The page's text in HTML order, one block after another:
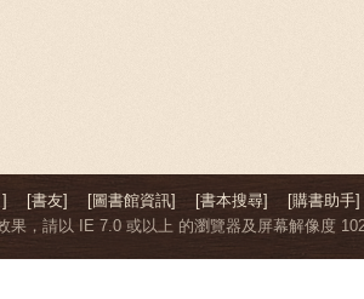
[書友] [圖書館資訊] [書本搜尋]
[購書助手]
果，請以 IE 7.0 或以上 的瀏覽器及屏幕解像度